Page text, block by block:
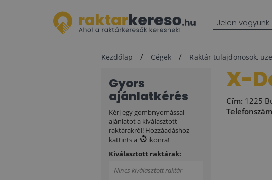
Jelen vagyunk
Kezdőlap Cégek Raktár tulajdonosok,
Gyors
ajánlatkérés
Kérj egy gombnyomással
ajánlatot a kiválasztott
raktárakról! Hozzáadáshoz
kattints a
ikonra!
Kiválasztott raktárak:
Nincs kiválasztott raktár
X-
Cím: 1225